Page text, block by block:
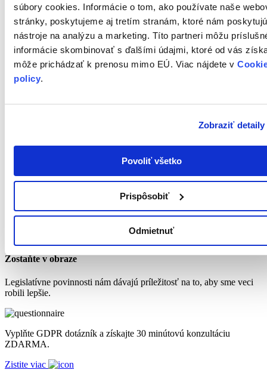
súbory cookies. Informácie o tom, ako používate naše
stránky, poskytujeme aj tretím stranám, ktoré nám poskytujú
nástroje na analýzu a marketing. Títo partneri môžu
informácie skombinovať s ďalšími údajmi, ktoré od vás
môže prichádzať k prenosu mimo EÚ. Viac nájdete v
policy.
Zobraziť detaily
Povoliť všetko
Prispôsobiť
Odmietnuť
Môže Vás zaujímať
4. 3. 2026
Slovenská legislatíva
Plán kontrol úradu pre ochranu osobných údajov Slovenskej
Informačná povinnosť GDPR – transparentnosť a obsah
12. 8. 2022
GDPR Nariadenie, Videoškolenia
GDPR videoškolenia 17: Najčastejšie chyby pri vypracovaní
Zostaňte v obraze
Legislatívne povinnosti nám dávajú príležitosť na to, aby sme veci
robili lepšie.
Vyplňte GDPR dotázník a získajte 30 minútovú konzultáciu
ZDARMA.
Zistite viac